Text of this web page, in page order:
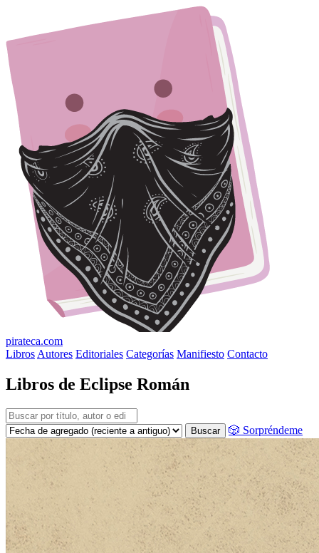
pirateca.com
Libros Autores Editoriales Categorías Manifiesto Contacto
Libros de Eclipse Román
Buscar 🎲 Sorpréndeme